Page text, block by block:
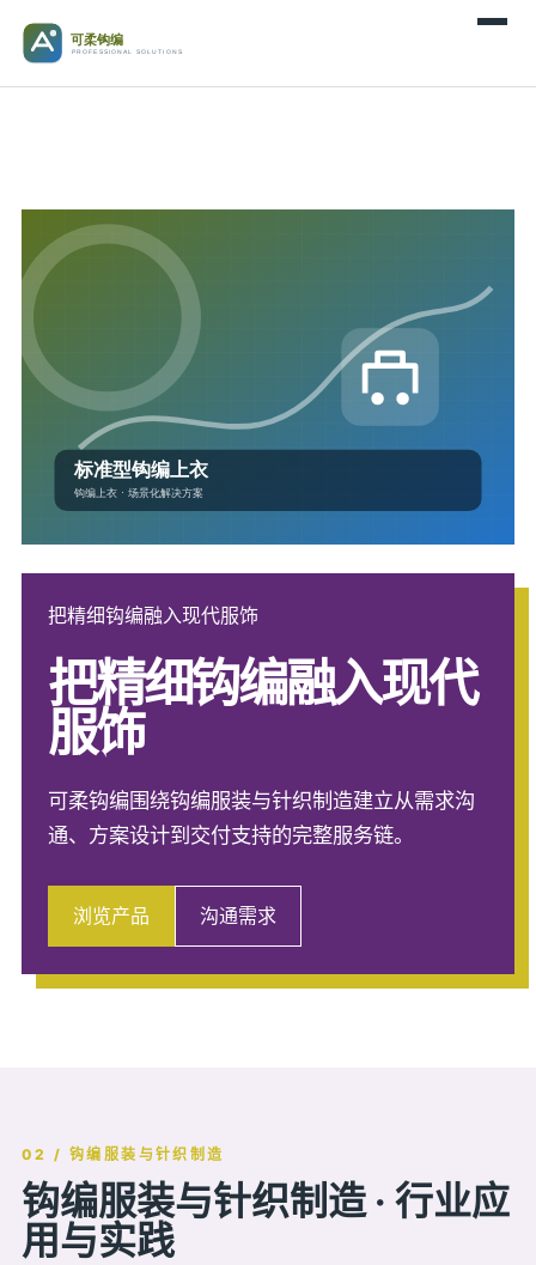
把精细钩编融入现代服饰
把精细钩编融入现代
服饰
可柔钩编围绕钩编服装与针织制造建立从需求沟
通、方案设计到交付支持的完整服务链。
浏览产品 沟通需求
02 / 钩编服装与针织制造
钩编服装与针织制造 · 行业应
用与实践